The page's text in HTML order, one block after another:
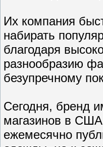
Их компания
набирать
благодаря
разнообразию
безупречному
Сегодня, бренд
магазинов в
ежемесячно